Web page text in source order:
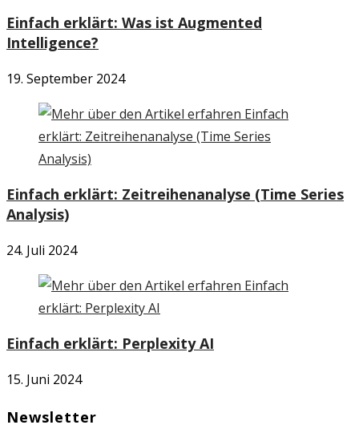
Einfach erklärt: Was ist Augmented
Intelligence?
19. September 2024
Einfach erklärt: Zeitreihenanalyse (Time Series
Analysis)
24. Juli 2024
Einfach erklärt: Perplexity AI
15. Juni 2024
Newsletter